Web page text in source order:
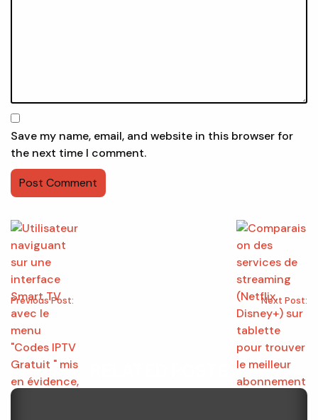
Save my name, email, and website in this browser for
the next time I comment.
Previous Post: Next Post: